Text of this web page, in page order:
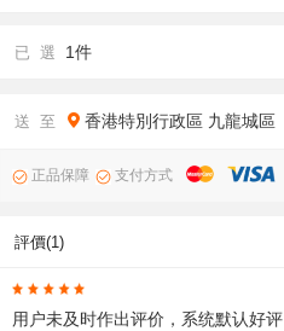
已 選 1件
送 至 香港特別行政區 九龍城區
正品保障 支付方式
評價(1)
用户未及时作出评价，系统默认好评